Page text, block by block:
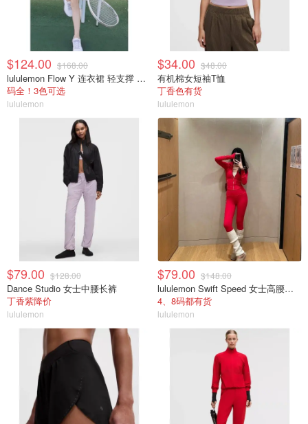
$124.00 $168.00
lululemon Flow Y 连衣裙 轻支撑 B/C杯
码全！3色可选
lululemon
$34.00 $48.00
有机棉女短袖T恤
丁香色有货
lululemon
$79.00 $128.00
Dance Studio 女士中腰长裤
丁香紫降价
lululemon
$79.00 $148.00
lululemon Swift Speed 女士高腰紧身裤
4、8码都有货
lululemon